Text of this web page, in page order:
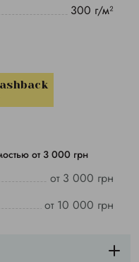
300 г/м²
от 3 000 грн
от 3 000 грн
от 10 000 грн